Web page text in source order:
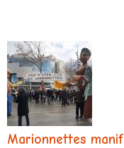
Marionnettes manif